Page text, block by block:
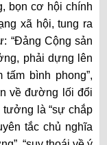
bọn cơ hội chính
xã hội, tung ra
“Đảng Cộng sản
phải dựng lên
tấm bình phong”,
về đường lối đổi
là “sự chắp
tắc chủ nghĩa